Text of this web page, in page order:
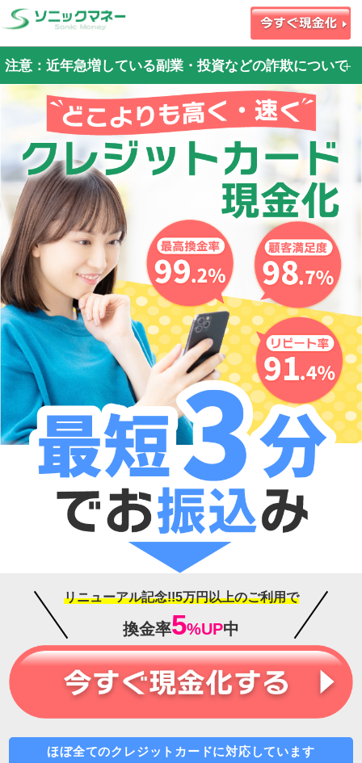
注意：近年急増している副業・投資などの詐欺について
・X（旧Twitter）・Instagram・投資サイト・副業サイト等で資金を調達するため
に弊社お申込みフォームを案内された
・当サイトの利用に際して身分証やクレジットカードの偽造をして申込をする
等、大変悪質な事案が発生しております。
資金調達のために弊社を紹介された場合は詐欺の可能性が高いです
※弊社は投資や副業関連の業者とは一切関わりはありません
今後も悪質性の高い事案が、弊社で発生した場合は
警察からの捜査協力依頼には全面的に協力させて頂きます。
申込者本人に犯罪の認識がなくても行動に移すだけでも、犯罪加害者として取り
扱われ、刑事・民事両面での責任を負う事になります。
ご自身が加害者にならないため、詐欺行為への加担は絶対におやめください！！
リニューアル記念!!5万円以上のご利用で
換金率5%UP中
ほぼ全てのクレジットカードに対応しています